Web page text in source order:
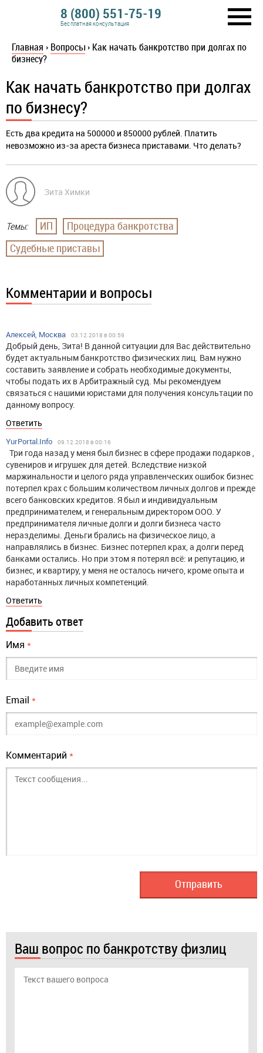
8 (800) 551-75-19
Бесплатная консультация
Главная › Вопросы › Как начать банкротство при долгах по
бизнесу?
Как начать банкротство при долгах
по бизнесу?
Есть два кредита на 500000 и 850000 рублей. Платить
невозможно из-за ареста бизнеса приставами. Что делать?
Зита Химки
Темы: ИП
Процедура банкротства
Судебные приставы
Комментарии и вопросы
Алексей, Москва 03.12.2018 в 00:59
Добрый день, Зита! В данной ситуации для Вас действительно
будет актуальным банкротство физических лиц. Вам нужно
составить заявление и собрать необходимые документы,
чтобы подать их в Арбитражный суд. Мы рекомендуем
связаться с нашими юристами для получения консультации по
данному вопросу.
Ответить
YurPortal.Info 09.12.2018 в 00:16
Три года назад у меня был бизнес в сфере продажи подарков ,
сувениров и игрушек для детей. Вследствие низкой
маржинальности и целого ряда управленческих ошибок бизнес
потерпел крах с большим количеством личных долгов и прежде
всего банковских кредитов. Я был и индивидуальным
предпринимателем, и генеральным директором ООО. У
предпринимателя личные долги и долги бизнеса часто
неразделимы. Деньги брались на физическое лицо, а
направлялись в бизнес. Бизнес потерпел крах, а долги перед
банками остались. Но при этом я потерял всё: и репутацию, и
бизнес, и квартиру, у меня не осталось ничего, кроме опыта и
наработанных личных компетенций.
Ответить
Добавить ответ
Имя *
Email *
Комментарий *
Ваш вопрос по банкротству физлиц